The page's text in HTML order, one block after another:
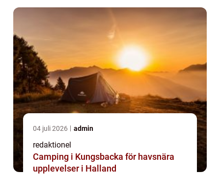
04 juli 2026 admin
redaktionel
Camping i Kungsbacka för havsnära
upplevelser i Halland